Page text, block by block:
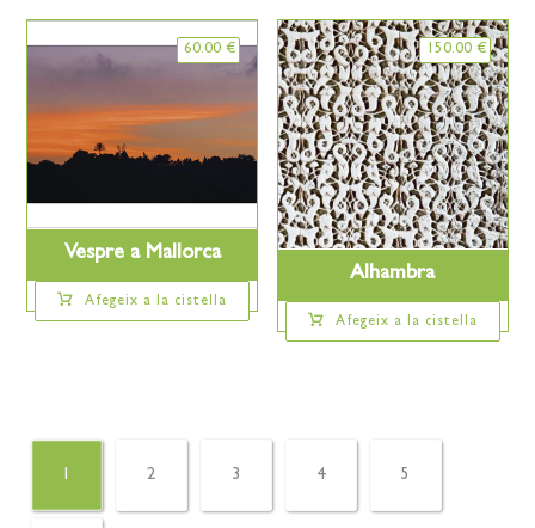
Vespre a Mallorca
60.00 €
Afegeix a la cistella
Alhambra
150.00 €
Afegeix a la cistella
1 2 3 4 5